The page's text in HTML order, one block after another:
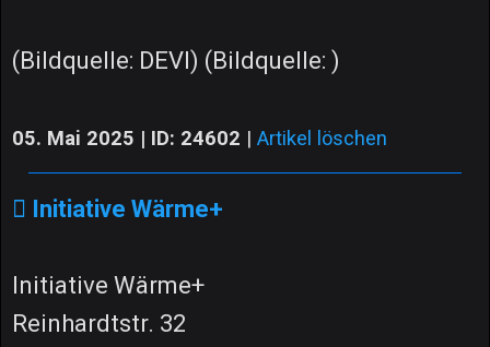
(Bildquelle: DEVI) (Bildquelle: )
05. Mai 2025 | ID: 24602 | Artikel löschen
Initiative Wärme+
Initiative Wärme+
Reinhardtstr. 32